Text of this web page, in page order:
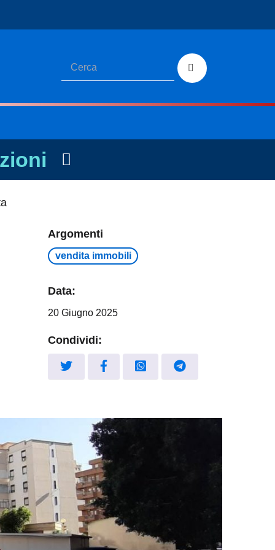
Argomenti
vendita immobili
Data:
20 Giugno 2025
Condividi: